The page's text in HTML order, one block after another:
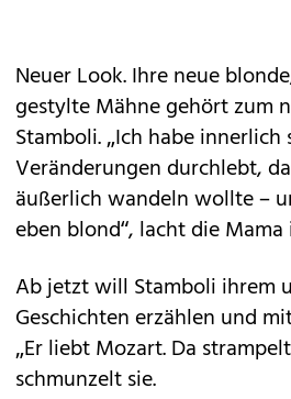
Neuer Look. Ihre neue
gestylte Mähne gehört zum
Stamboli. „Ich habe innerlich
Veränderungen durchlebt,
äußerlich wandeln wollte –
eben blond“, lacht die Mama
Ab jetzt will Stamboli ­ihrem
Geschichten erzählen und
„Er liebt Mozart. Da
schmunzelt sie.